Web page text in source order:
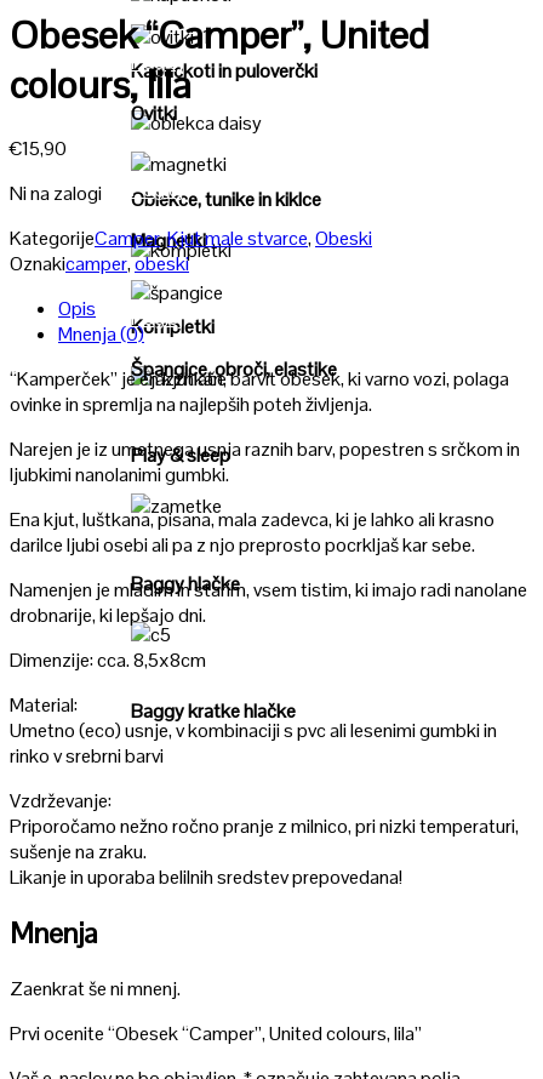
Poglej
Kapuckoti in puloverčki
Poglej
Oblekce, tunike in kiklce
Poglej
Kompletki
Poglej
Play & sleep
Poglej
Baggy hlačke
Poglej
Baggy kratke hlačke
Poglej
Ovitki
Poglej
Magnetki
Poglej
Špangice, obroči, elastike
Obesek “Camper”, United
colours, lila
€15,90
Ni na zalogi
KategorijeCamper,Kjut male stvarce,Obeski
Oznakicamper,obeski
Opis
Mnenja (0)
“Kamperček” je en kjutkan, barvit obesek, ki varno vozi, polaga
ovinke in spremlja na najlepših poteh življenja.
Narejen je iz umetnega usnja raznih barv, popestren s srčkom in
ljubkimi nanolanimi gumbki.
Ena kjut, luštkana, pisana, mala zadevca, ki je lahko ali krasno
darilce ljubi osebi ali pa z njo preprosto pocrkljaš kar sebe.
Namenjen je mladim in starim, vsem tistim, ki imajo radi nanolane
drobnarije, ki lepšajo dni.
Dimenzije: cca. 8,5x8cm
Material:
Umetno (eco) usnje, v kombinaciji s pvc ali lesenimi gumbki in
rinko v srebrni barvi
Vzdrževanje:
Priporočamo nežno ročno pranje z milnico, pri nizki temperaturi,
sušenje na zraku.
Likanje in uporaba belilnih sredstev prepovedana!
Mnenja
Zaenkrat še ni mnenj.
Prvi ocenite “Obesek “Camper”, United colours, lila”